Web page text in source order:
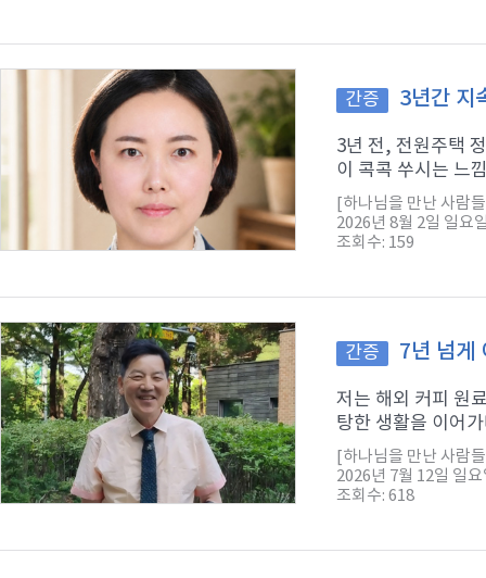
간증 3년간 지
3년 전, 전원주택
이 콕콕 쑤시는 느
[하나님을 만난 사람
2026년 8월 2일 일요
조회수: 159
간증 7년 넘게
저는 해외 커피 원
탕한 생활을 이어
[하나님을 만난 사람
2026년 7월 12일 일요
조회수: 618